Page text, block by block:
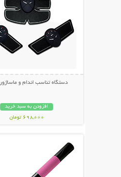
دستگاه تناسب اندام و ماساژور EMS
افزودن به سبد خرید
698,000 تومان